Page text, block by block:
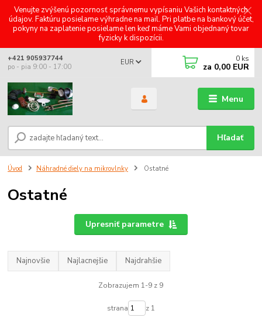
Venujte zvýšenú pozornosť správnemu vypísaniu Vašich kontaktných
údajov. Faktúru posielame výhradne na mail. Pri platbe na bankový účet,
pokyny na zaplatenie posielame len keď máme Vami objednaný tovar
fyzicky k dispozícii.
Menu
EUR
Hľadať
+421 905937744
po - pia 9:00 - 17:00
0 ks
za 0,00 EUR
Úvod Náhradné diely na mikrovlnky Ostatné
Ostatné
Upresniť parametre
Najnovšie Najlacnejšie Najdrahšie
Zobrazujem 1-9 z 9
strana z 1